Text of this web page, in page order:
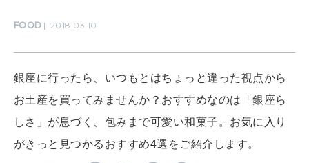
SUSTAINABLE
わたしができること
FOOD 2018.03.10
銀座に行ったら、いつもとはちょっと違った視点から
お土産を買ってみませんか？おすすめなのは「銀座ら
しさ」が息づく、包みまで可愛い和菓子。お気に入り
がきっと見つかるおすすめ4選をご紹介します。